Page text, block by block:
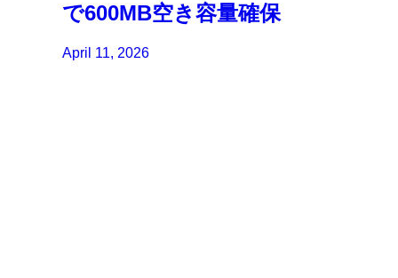
で600MB空き容量確保
April 11, 2026